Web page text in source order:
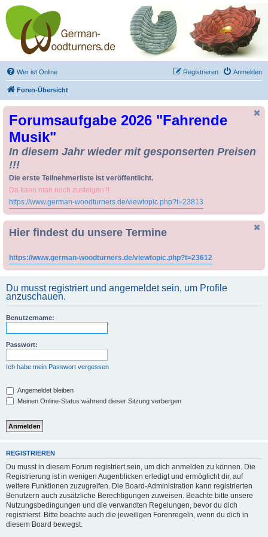
Drechseln und
Kunsthandwerk -
German-Woodturners
*Forum Sauerland*
Der Treffpunkt für Drechsler und Freunde des Kunsthandwerks
Wer ist Online Anmelden
Registrieren
Foren-Übersicht
Forumsaufgabe 2026 "Fahrende
Musik"
In diesem Jahr wieder mit gesponserten Preisen
!!!
Die erste Teilnehmerliste ist veröffentlicht.
Da kann man noch zusteigen !!
https://www.german-woodturners.de/viewtopic.php?t=23813
Hier findest du unsere Termine
https://www.german-woodturners.de/viewtopic.php?t=23612
Du musst registriert und angemeldet sein, um Profile
anzuschauen.
Benutzername:
Passwort:
Ich habe mein Passwort vergessen
Angemeldet bleiben
Meinen Online-Status während dieser Sitzung verbergen
REGISTRIEREN
Du musst in diesem Forum registriert sein, um dich anmelden zu können. Die
Registrierung ist in wenigen Augenblicken erledigt und ermöglicht dir, auf
weitere Funktionen zuzugreifen. Die Board-Administration kann registrierten
Benutzern auch zusätzliche Berechtigungen zuweisen. Beachte bitte unsere
Nutzungsbedingungen und die verwandten Regelungen, bevor du dich
registrierst. Bitte beachte auch die jeweiligen Forenregeln, wenn du dich in
diesem Board bewegst.